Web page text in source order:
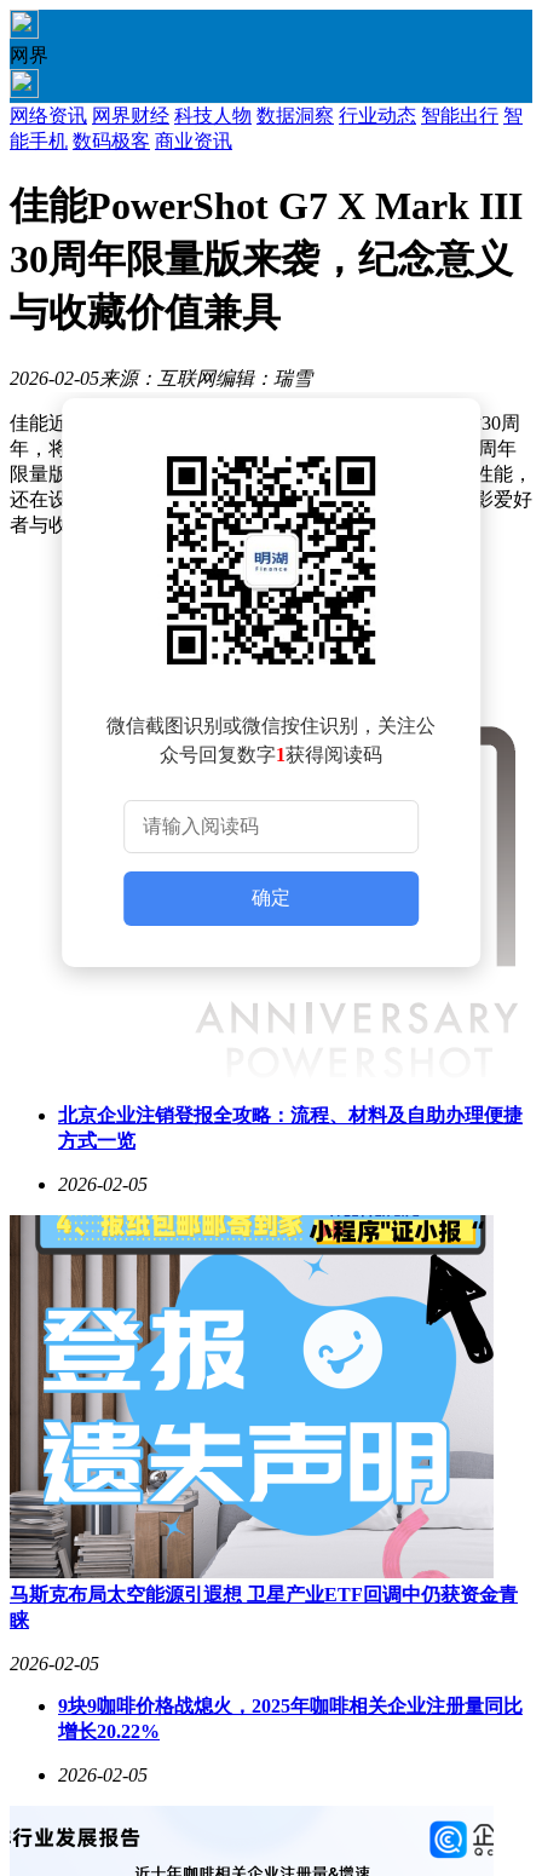
网界
网络资讯 网界财经 科技人物 数据洞察 行业动态 智能出行 智
能手机 数码极客 商业资讯
佳能PowerShot G7 X Mark III
30周年限量版来袭，纪念意义
与收藏价值兼具
2026-02-05来源：互联网编辑：瑞雪
佳能近日宣布，为纪念PowerShot系列小型数码相机问世30周
年，将于2026年4月下旬推出PowerShot G7 X Mark III 30周年
限量版机型。这款特别版相机不仅延续了系列一贯的高性能，
还在设计与包装上融入了独特的纪念元素，旨在满足摄影爱好
者与收藏者的双重需求。
自1996年7月首款PowerShot 600发布以来，佳能通过持续创新
与产品迭代，将PowerShot系列打造成为小型数码相机领域的
标杆。截至2026年2月，该系列已累计推出超过150款机型，涵
盖从入门级到专业级的多样化需求。其中，G系列以小巧机身
与高画质著称，V系列专注视频拍摄体验，SX系列则凭借高
倍率变焦满足远距离拍摄场景，形成完整的产品矩阵。
作为30周年纪念机型，PowerShot G7 X Mark III限量版在硬件
配置上延续了1.0英寸堆栈式CMOS传感器与约2010万有效像
素的组合，搭配F1.8-F2.8大光圈、4.2倍光学变焦镜头，支持
从静态照片到动态视频的多样化创作。针对视频博主需求，相
机特别优化了“视频博客模式”，简化操作流程的同时提升拍摄
稳定性。
设计层面，限量版机型采用金属石墨灰色机顶，镜头控制环外
周年专属标识，与整体低调奢华的风格形成呼应。包装方面，
礼盒表面通过烫金工艺压印纪念标识，内盖镌刻“1996-
2026”时间轴，附赠的特刊手册背面更收录了产品设计手稿，
微信截图识别或微信按住识别，关注公
众号回复数字1获得阅读码
确定
北京企业注销登报全攻略：流程、材料及自助办理便捷
方式一览
2026-02-05
马斯克布局太空能源引遐想 卫星产业ETF回调中仍获资金青
睐
2026-02-05
9块9咖啡价格战熄火，2025年咖啡相关企业注册量同比
增长20.22%
2026-02-05